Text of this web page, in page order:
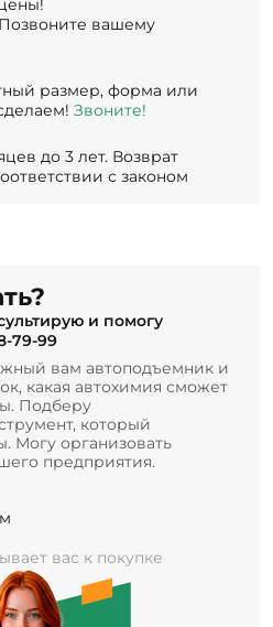
вашему
размер, форма или
Звоните!
до 3 лет. Возврат
с законом
и помогу
79-99
вам автоподъемник и
какая автохимия сможет
Подберу
который
Могу организовать
предприятия.
вас к покупке